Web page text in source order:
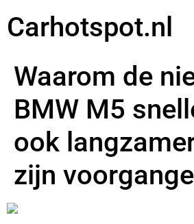
Carhotspot.nl
Waarom de
BMW M5
ook
zijn